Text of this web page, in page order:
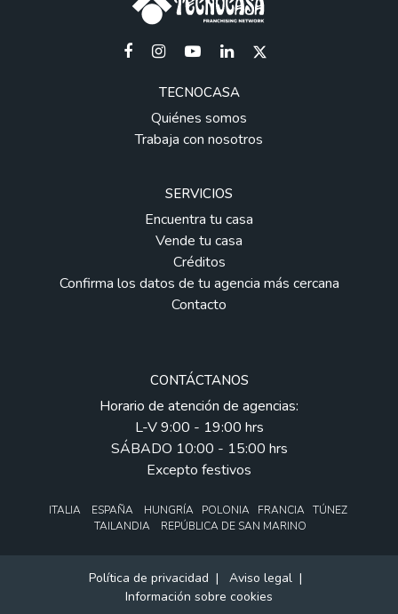
TECNOCASA
Quiénes somos
Trabaja con nosotros
SERVICIOS
Encuentra tu casa
Vende tu casa
Créditos
Confirma los datos de tu agencia más cercana
Contacto
CONTÁCTANOS
Horario de atención de agencias:
L-V 9:00 - 19:00 hrs
SÁBADO 10:00 - 15:00 hrs
Excepto festivos
ITALIA ESPAÑA HUNGRÍA POLONIA FRANCIA TÚNEZ
TAILANDIA REPÚBLICA DE SAN MARINO
Política de privacidad | Aviso legal |
Información sobre cookies